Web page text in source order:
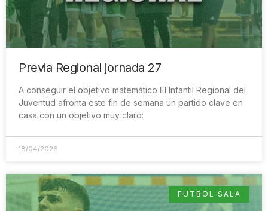
Previa Regional jornada 27
A conseguir el objetivo matemático El Infantil Regional del
Juventud afronta este fin de semana un partido clave en
casa con un objetivo muy claro:
18/04/2026
FUTBOL SALA